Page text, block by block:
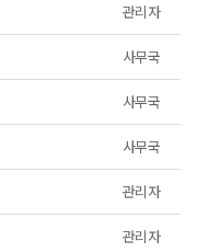
관리자
사무국
사무국
사무국
관리자
관리자